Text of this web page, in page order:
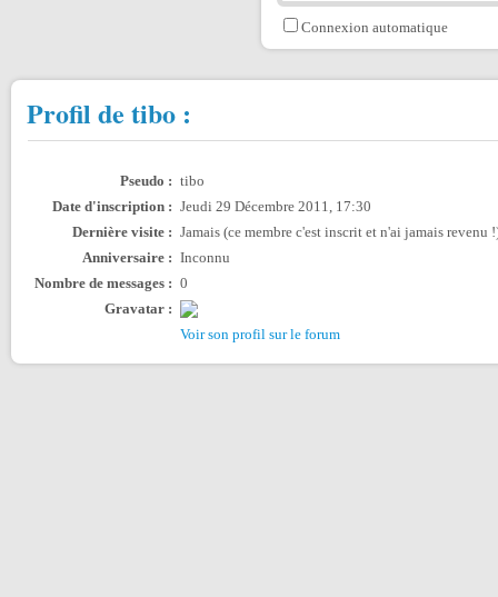
Connexion automatique
Profil de tibo :
Pseudo : tibo
Date d'inscription : Jeudi 29 Décembre 2011, 17:30
Dernière visite : Jamais (ce membre c'est inscrit et n'ai jamais revenu
Anniversaire : Inconnu
Nombre de messages : 0
Gravatar :
Voir son profil sur le forum